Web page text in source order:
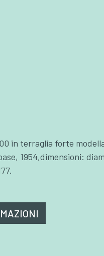
in terraglia forte
1954,dimensioni: